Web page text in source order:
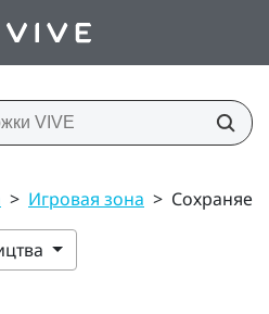
> Игровая зона >